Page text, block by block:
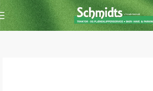
Forside Hækkeklipper Hækkeklipper m. batteri